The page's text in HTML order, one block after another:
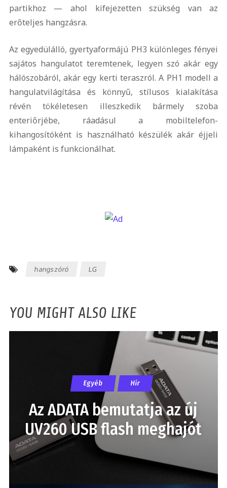
partikhoz — ahol kifejezetten szükség van az
erőteljes hangzásra.
Az egyedülálló, gyertyaformájú PH3 különleges fényei
sajátos hangulatot teremtenek, legyen szó akár egy
hálószobáról, akár egy kerti teraszról. A PH1 modell a
hangulatvilágítása és könnyű, stílusos kialakítása
révén tökéletesen illeszkedik bármely szoba
enteriőrjébe, ráadásul a mobiltelefon-
kihangosítóként is használható készülék akár éjjeli
lámpaként is funkcionálhat.
hangszóró LG
YOU MIGHT ALSO LIKE
Egyéb Hír
Az ADATA bemutatja az új
UV260 USB flash meghajót